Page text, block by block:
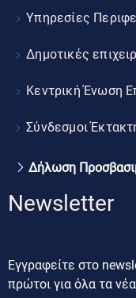
Υπηρεσίες
Δημοτικές
Κεντρική Ένωση
Σύνδεσμοι
Δήλωση
Newsletter
Εγγραφείτε στο
πρώτοι για όλα τα